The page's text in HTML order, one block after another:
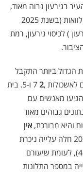
העיר בגירעון גבוה מאוד,
עירייה הנאנסת בידי משרד הפנים ליטול הלוואות (בשנת 2025
הגירעון ) לכיסוי גירעון, רמת
הגדול ביותר התקבל
לאשכולות ,2
7 ו-5. בית
20% מהתלונות הגיעו מאנשים עם
גבוהים מאוד
והיא מבורכת, אין
. בשנת 2025 חלה עלייה ניכרת
בשיעור המתלוננים מהמגזר החרדי (46.1%), לעומת שיעורם
היא עלייה במספר התלונות